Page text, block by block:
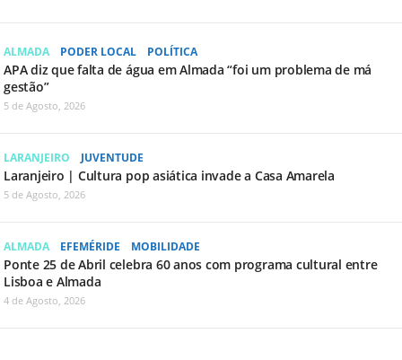
ALMADA PODER LOCAL POLÍTICA
APA diz que falta de água em Almada “foi um problema de má
gestão”
5 de Agosto, 2026
LARANJEIRO JUVENTUDE
Laranjeiro | Cultura pop asiática invade a Casa Amarela
5 de Agosto, 2026
ALMADA EFEMÉRIDE MOBILIDADE
Ponte 25 de Abril celebra 60 anos com programa cultural entre
Lisboa e Almada
4 de Agosto, 2026